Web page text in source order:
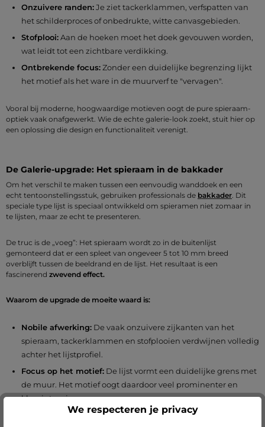
Onzuivere randen:Je ziet tackerklammen, verfspatten van
het schilderproces of onbedrukte, witte canvasgebieden.
Stofplooi:Aan de hoeken moet het doek gevouwen worden,
wat leidt tot een zichtbare verdikking.
Ontbrekende focus:Zonder een duidelijke begrenzing lijkt
het motief als het ware in de muurverf te "vervagen".
Vooral bij moderne, hoogwaardige motieven oogt de pure spieraam-
optiek vaak onafgewerkt. Wie de echte galerie-look zoekt, stuit hier op
een oplossing die design en functionaliteit verenigt.
De Galerie-upgrade: Het spieraam in de bakkader
Om het verschil te maken tussen een eenvoudig wanddoek en een
echt tentoonstellingsstuk, gebruiken professionals de bakkader. Dit
speciale type lijst is speciaal ontwikkeld om spieramen niet zomaar in
te lijsten, maar ze echt te presenteren.
De truc is de „voeg”: Het spieraam wordt zo in de buitenlijst
gemonteerd dat er een spleet van ongeveer 5 tot 10 mm breed
overblijft tussen de beeldrand en de lijst. Het resultaat is een
fascinerend zwevend effect.
Waarom de upgrade de moeite waard is:
Nobile afwerking:De vaak onzuivere zijkanten van het
spieraam, tackerklammen en stofplooien verdwijnen volledig
achter het lijstprofiel.
Focus op het motief:De lijst vormt een duidelijke grens met
de muur. Het motief oogt daardoor veel prominenter en
kleurintensiever.
Extra bescherming:De buitenlijst beschermt de kwetsbare
We respecteren je privacy